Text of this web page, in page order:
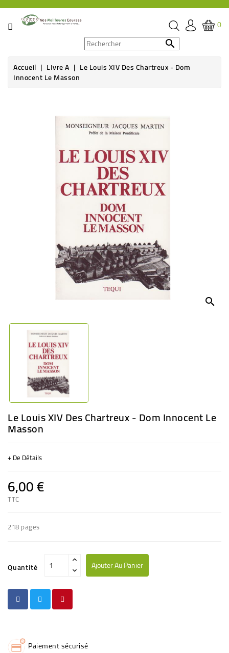
CATÉGORIE
ÉPICERIE
0

Accueil LIvre A Le Louis XIV Des Chartreux - Dom
Innocent Le Masson
search
Le Louis XIV Des Chartreux - Dom Innocent Le
Masson
+ De Détails
6,00 €
TTC
218 pages
Quantité Ajouter Au Panier
Paiement sécurisé